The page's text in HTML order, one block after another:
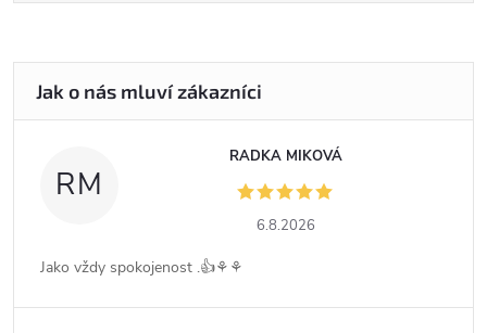
RM
RADKA MIKOVÁ
6.8.2026
Jako vždy spokojenost .👍⚘️⚘️